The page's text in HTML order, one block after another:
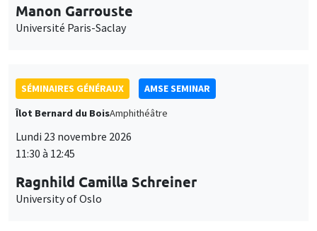
Manon Garrouste
Université Paris-Saclay
SÉMINAIRES GÉNÉRAUX
AMSE SEMINAR
Îlot Bernard du BoisAmphithéâtre
Lundi 23 novembre 2026
11:30 à 12:45
Ragnhild Camilla Schreiner
University of Oslo